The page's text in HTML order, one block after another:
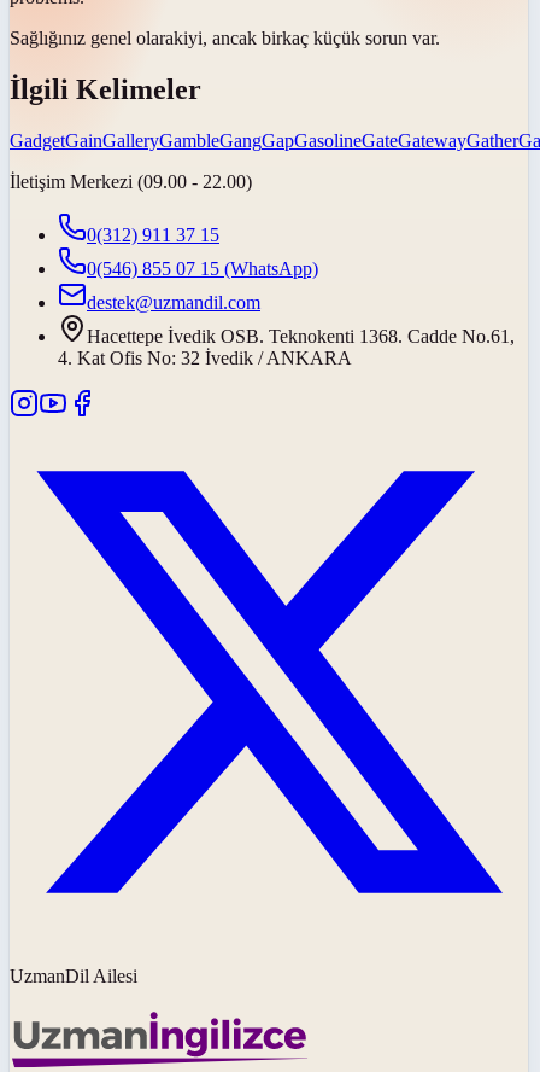
Sağlığınız genel olarakiyi, ancak birkaç küçük sorun var.
İlgili Kelimeler
GadgetGainGalleryGambleGangGapGasolineGateGatewayGather
İletişim Merkezi (09.00 - 22.00)
0(312) 911 37 15
0(546) 855 07 15 (WhatsApp)
destek@uzmandil.com
Hacettepe İvedik OSB. Teknokenti 1368. Cadde No.61,
4. Kat Ofis No: 32 İvedik / ANKARA
UzmanDil Ailesi